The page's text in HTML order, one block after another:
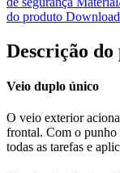
do produto
Descrição
Veio duplo único
O veio exterior
frontal. Com o punho
todas as tarefas e